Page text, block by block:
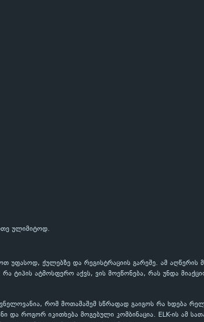
ულიმიტოდ.
ქულებზე და რეგისტრაციის გარეშე. ამ აღწერის
ტიპის ატმოსფერო აქვს, ვის მოეწონება, რას უნდა
რომ მოთამაშემ სწრაფად გაიგოს რა ხდება
როგორ იკითხება მოგებული კომბინაცია. ELK-ის ამ